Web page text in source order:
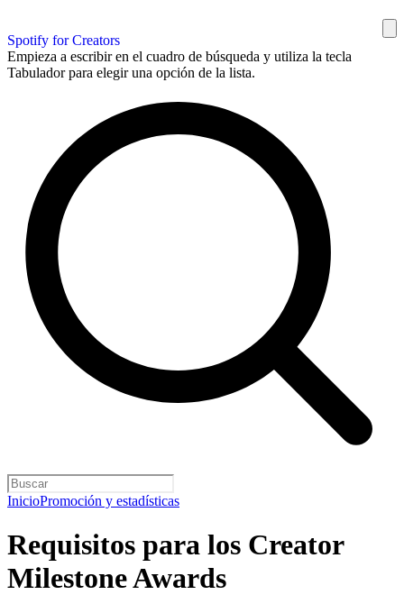
Spotify for Creators
Empieza a escribir en el cuadro de búsqueda y utiliza la tecla
Tabulador para elegir una opción de la lista.
InicioPromoción y estadísticas
Requisitos para los Creator
Milestone Awards